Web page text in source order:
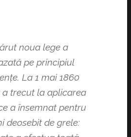
noua lege a
pe principiul
La 1 mai 1860
a trecut la aplicarea
a însemnat pentru
deosebit de grele: